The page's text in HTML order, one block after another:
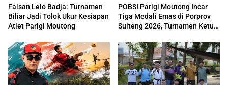
Faisan Lelo Badja: Turnamen
Biliar Jadi Tolok Ukur Kesiapan
Atlet Parigi Moutong
POBSI Parigi Moutong Incar
Tiga Medali Emas di Porprov
Sulteng 2026, Turnamen Ketua
Atlet